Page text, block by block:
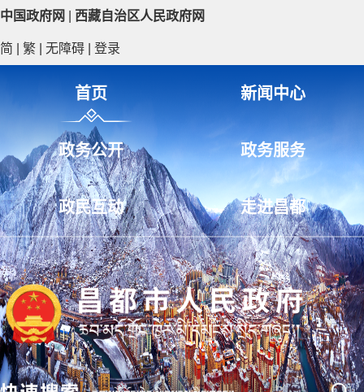
中国政府网 西藏自治区人民政府网
简 繁 无障碍 登录
首页 新闻中心
政务公开 政务服务
政民互动 走进昌都